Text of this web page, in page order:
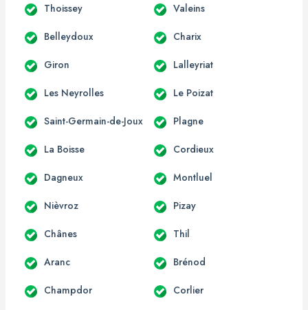
Thoissey Valeins
Belleydoux Charix
Giron Lalleyriat
Les Neyrolles Le Poizat
Saint-Germain-de-Joux Plagne
La Boisse Cordieux
Dagneux Montluel
Nièvroz Pizay
Chânes Thil
Aranc Brénod
Champdor Corlier